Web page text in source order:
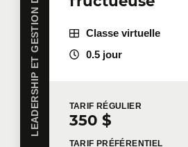
Classe virtuelle
0.5 jour
TARIF RÉGULIER
350 $
TARIF PRÉFÉRENTIEL